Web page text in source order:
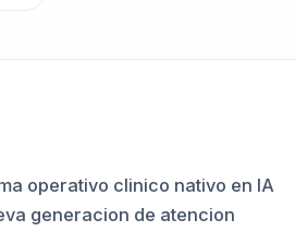
operativo clinico nativo en IA
generacion de atencion